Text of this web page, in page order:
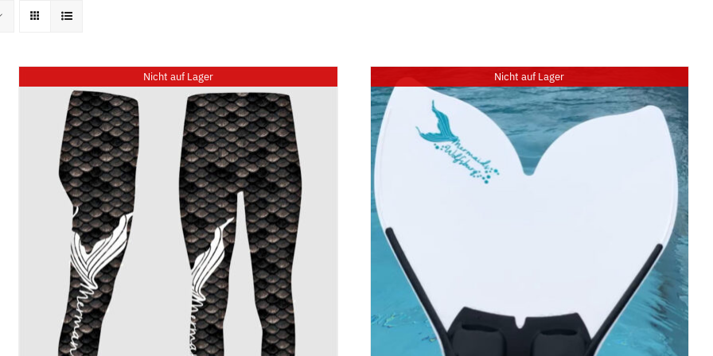
Nicht auf Lager Nicht auf Lager
DETAILS